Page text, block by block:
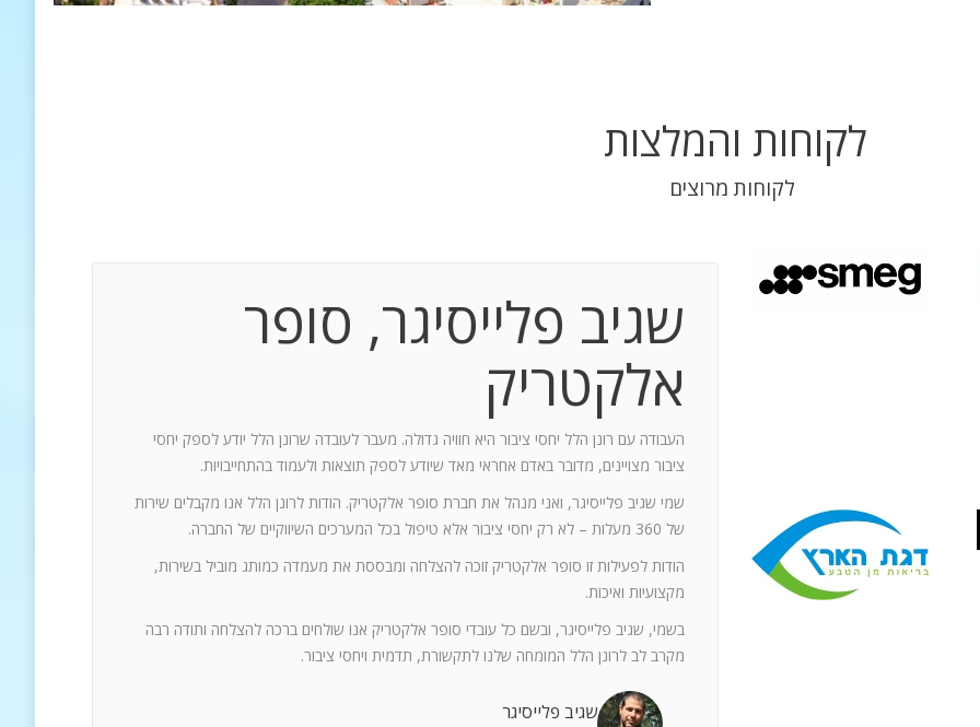
לקוחות והמלצות
לקוחות מרוצים
שגיב פלייסיגר, סופר
אלקטריק
העבודה עם רונן הלל יחסי ציבור היא חוויה גדולה. מעבר לעובדה שרונן הלל יודע לספק יחסי
ציבור מצויינים, מדובר באדם אחראי מאד שיודע לספק תוצאות ולעמוד בהתחייבויות.
שמי שגיב פלייסיגר, ואני מנהל את חברת סופר אלקטריק. הודות לרונן הלל אנו מקבלים שירות
של 360 מעלות – לא רק יחסי ציבור אלא טיפול בכל המערכים השיווקיים של החברה.
הודות לפעילות זו סופר אלקטריק זוכה להצלחה ומבססת את מעמדה כמותג מוביל בשירות,
מקצועיות ואיכות.
בשמי, שגיב פלייסיגר, ובשם כל עובדי סופר אלקטריק אנו שולחים ברכה להצלחה ותודה רבה
מקרב לב לרונן הלל המומחה שלנו לתקשורת, תדמית ויחסי ציבור.
שגיב פלייסיגר
עבודה משותפת בת 10 שנים.
מספר תחנות: פארק מיני ישראל בלטרון,
, מדרבן ומייצר תקשורת יש
בך את היכולת להניע את כלל הצוות
חפץ ובקבועי זמן קצרים.
מימד פרסומי ומכיר את רזי הפעלתו. על אף
לצוות שלי ולי את התחושה, שרק אנו
שגורות בפיך. המאגר האנרגטי שלך בלתי